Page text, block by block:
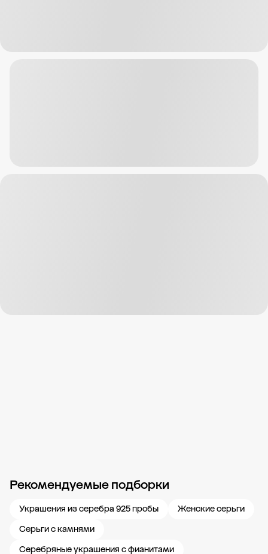
Рекомендуемые подборки
Украшения из серебра 925 пробы
Женские серьги
Серьги с камнями
Серебряные украшения с фианитами
Новости компании Журнал ЗОЛОТОЙ Блог